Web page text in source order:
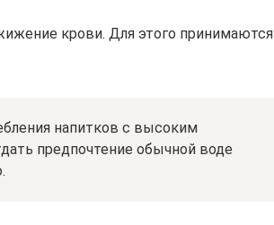
крови. Для этого принимаются
напитков с высоким
предпочтение обычной воде